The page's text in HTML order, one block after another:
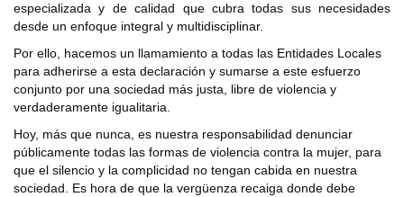
especializada y de calidad que cubra todas sus necesidades
desde un enfoque integral y multidisciplinar.
Por ello, hacemos un llamamiento a todas las Entidades Locales
para adherirse a esta declaración y sumarse a este esfuerzo
conjunto por una sociedad más justa, libre de violencia y
verdaderamente igualitaria.
Hoy, más que nunca, es nuestra responsabilidad denunciar
públicamente todas las formas de violencia contra la mujer, para
que el silencio y la complicidad no tengan cabida en nuestra
sociedad. Es hora de que la vergüenza recaiga donde debe